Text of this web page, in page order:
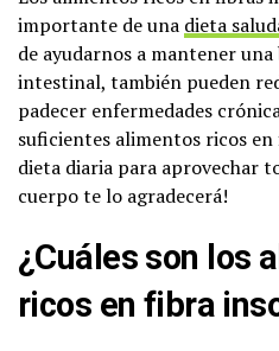
importante de una dieta
de ayudarnos a mantener
intestinal, también pueden
padecer enfermedades
suficientes alimentos ricos
dieta diaria para aprovechar
cuerpo te lo agradecerá!
¿Cuáles son los
ricos en fibra